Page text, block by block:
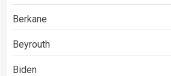
Berkane
Beyrouth
Biden